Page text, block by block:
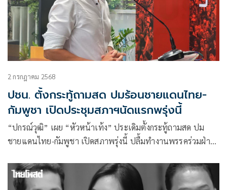
2 กรกฎาคม 2568
ปชน. ตั้งกระทู้ถามสด ปมร้อนชายแดนไทย-
กัมพูชา เปิดประชุมสภาฯนัดแรกพรุ่งนี้
“ปกรณ์วุฒิ” เผย “หัวหน้าเท้ง” ประเดิมตั้งกระทู้ถามสด ปม
ชายแดนไทย-กัมพูชา เปิดสภาพรุ่งนี้ ปลื้มทำงานพรรคร่วมฝ่าย
เดือนละ 2 ครั้ง